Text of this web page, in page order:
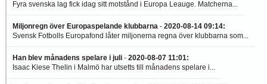
Fyra svenska lag fick idag sitt motstånd i Europa Leauge. Matcherna...
Miljonregn över Europaspelande klubbarna - 2020-08-14 09:14:
Svensk Fotbolls Europafond låter miljonerna regna över klubbarna som...
Han blev månadens spelare i juli - 2020-08-07 11:01:
Isaac Kiese Thelin i Malmö har utsetts till månadens spelare i...